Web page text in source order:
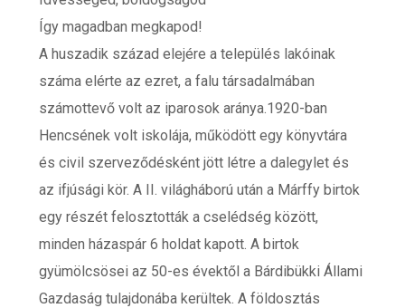
Így magadban megkapod!
A huszadik század elejére a település lakóinak
száma elérte az ezret, a falu társadalmában
számottevő volt az iparosok aránya.1920-ban
Hencsének volt iskolája, működött egy könyvtára
és civil szerveződésként jött létre a dalegylet és
az ifjúsági kör. A II. világháború után a Márffy birtok
egy részét felosztották a cselédség között,
minden házaspár 6 holdat kapott. A birtok
gyümölcsösei az 50-es évektől a Bárdibükki Állami
Gazdaság tulajdonába kerültek. A földosztás